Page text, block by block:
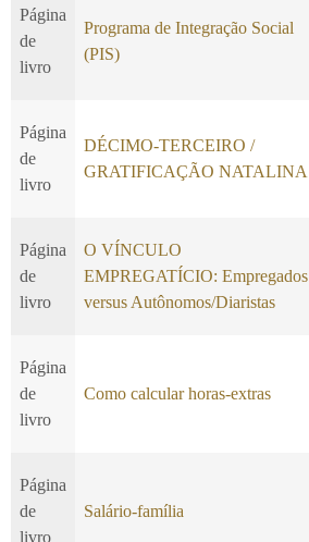
Página
de
livro
Programa de Integração Social
(PIS)
Página
de
livro
DÉCIMO-TERCEIRO /
GRATIFICAÇÃO NATALINA
Página
de
livro
O VÍNCULO
EMPREGATÍCIO: Empregados
versus Autônomos/Diaristas
Página
de
livro
Como calcular horas-extras
Página
de
livro
Salário-família